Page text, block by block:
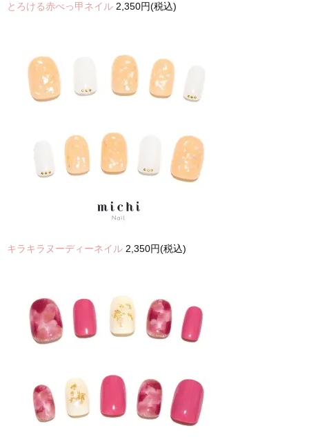
とろける赤べっ甲ネイル 2,350円(税込)
キラキラヌーディーネイル 2,350円(税込)